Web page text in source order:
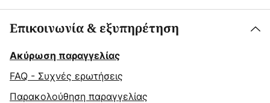
Επικοινωνία & εξυπηρέτηση
Ακύρωση παραγγελίας
FAQ - Συχνές ερωτήσεις
Παρακολούθηση παραγγελίας